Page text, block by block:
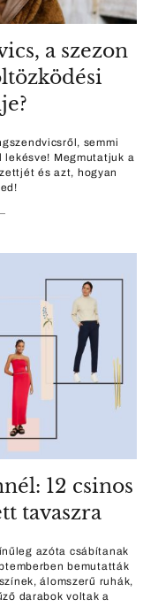
a szezon
semmi
lekésve! Megmutatjuk a
és azt, hogyan
12 csinos
tavaszra
azóta csábítanak
bemutatták
álomszerű ruhák,
darabok voltak a